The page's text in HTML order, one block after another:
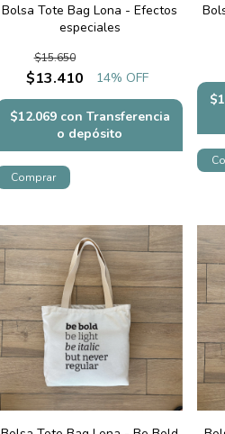
Bolsa Tote Bag Lona - Efectos
especiales
$13.410
$15.650
14% OFF
$12.069 con Transferencia
o depósito